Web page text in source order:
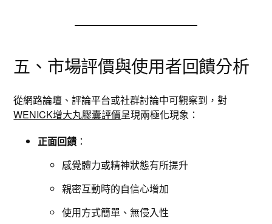
五、市場評價與使用者回饋分析
從網路論壇、評論平台或社群討論中可觀察到，對
WENICK增大丸膠囊評價呈現兩極化現象：
正面回饋 ：
感覺體力或精神狀態有所提升
親密互動時的自信心增加
使用方式簡單、無侵入性